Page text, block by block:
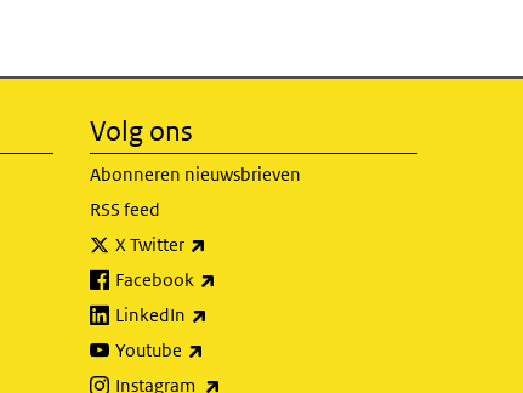
Volg ons
Abonneren nieuwsbrieven
RSS feed
X Twitter
Facebook
LinkedIn
Youtube
Instagram